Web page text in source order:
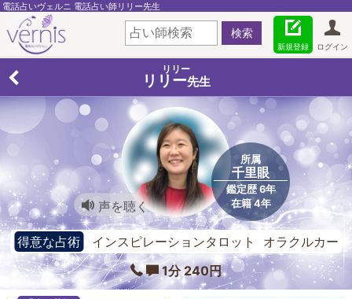
電話占いヴェルニ 電話占い師リリー先生
ログイン
新規登録
リリー
リリー先生
所属
千里眼
鑑定歴 6年
在籍 4年
声を聴く
得意な占術
インスピレーションタロット オラクルカー
ド スピリチュアル・リーディング
1分 240円